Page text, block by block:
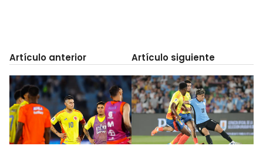
Artículo anterior Artículo siguiente